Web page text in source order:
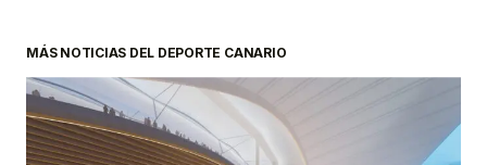
MÁS NOTICIAS DEL DEPORTE CANARIO